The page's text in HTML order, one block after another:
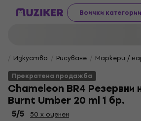
Всички категории
Изкуство Рисуване Маркери /
Прекратена продажба
Chameleon BR4 Резервни
Burnt Umber 20 ml 1 бр.
5/5
50 x оценен